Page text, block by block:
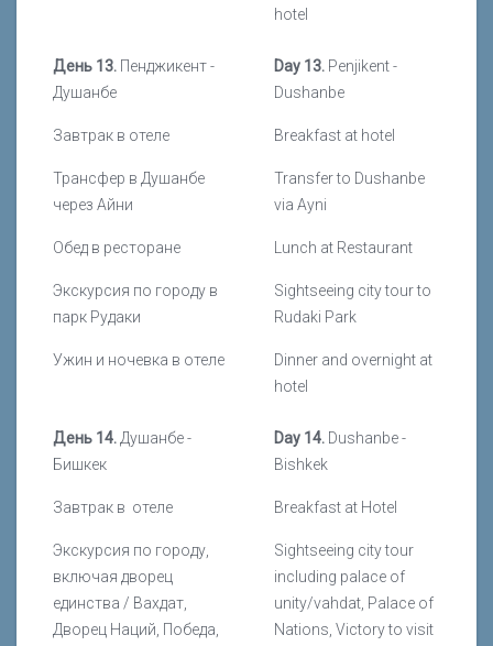
hotel
День 13. Пенджикент -
Душанбе
Завтрак в отеле
Трансфер в Душанбе
через Айни
Обед в ресторане
Экскурсия по городу в
парк Рудаки
Ужин и ночевка в отеле
Day 13. Penjikent -
Dushanbe
Breakfast at hotel
Transfer to Dushanbe
via Ayni
Lunch at Restaurant
Sightseeing city tour to
Rudaki Park
Dinner and overnight at
hotel
День 14.Душанбе -
Бишкек
Завтрак в отеле
Экскурсия по городу,
включая дворец
единства / Вахдат,
Дворец Наций, Победа,
Day 14. Dushanbe -
Bishkek
Breakfast at Hotel
Sightseeing city tour
including palace of
unity/vahdat, Palace of
Nations, Victory to visit